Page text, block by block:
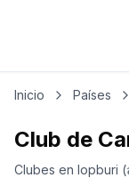
Inicio Países
Club de
Clubes en lopburi